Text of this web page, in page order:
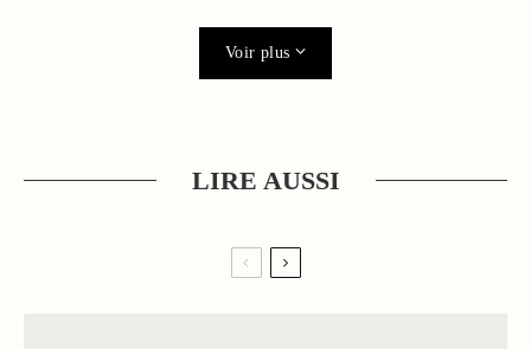
Voir plus
LIRE AUSSI